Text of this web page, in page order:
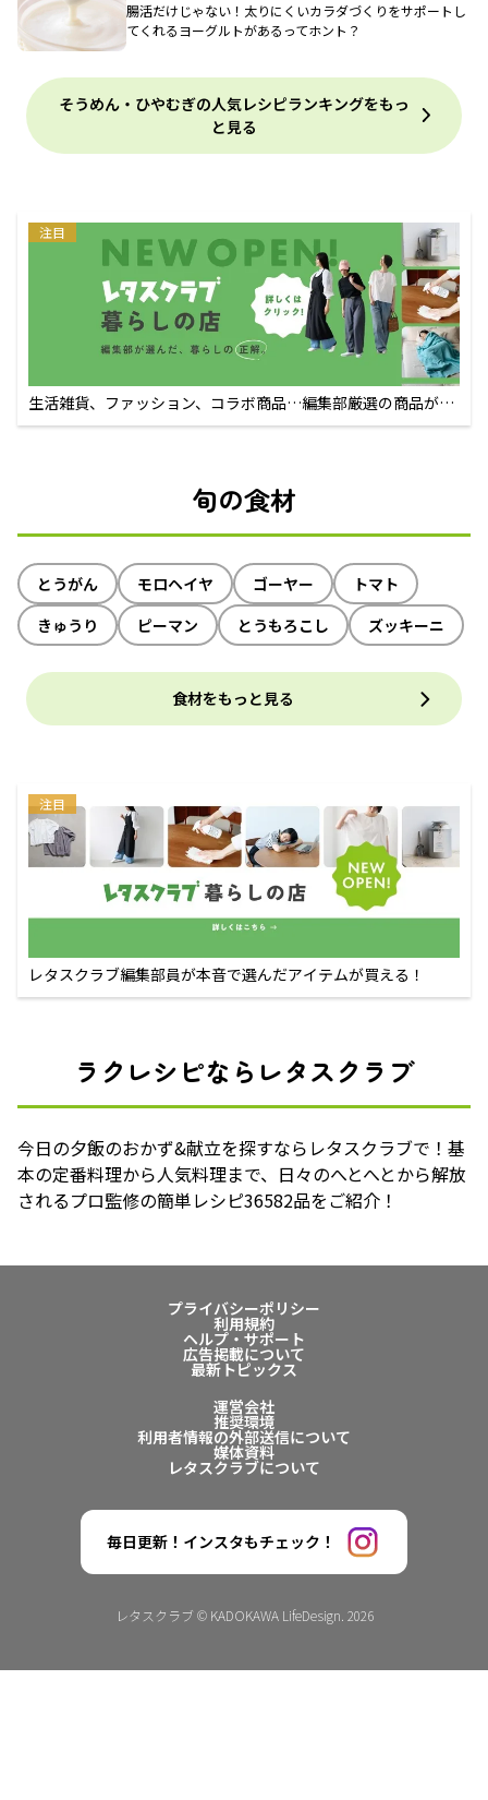
腸活だけじゃない！太りにくいカラダづくりをサポートし
てくれるヨーグルトがあるってホント？
そうめん・ひやむぎの人気レシピランキングをもっ
と見る
注目
生活雑貨、ファッション、コラボ商品…編集部厳選の商品が買
えるECサイト
旬の食材
とうがん モロヘイヤ ゴーヤー
トマト
きゅうり
ピーマン とうもろこし ズッキーニ
食材をもっと見る
注目
レタスクラブ編集部員が本音で選んだアイテムが買える！
ラクレシピならレタスクラブ
今日の夕飯のおかず&献立を探すならレタスクラブで！基
本の定番料理から人気料理まで、日々のへとへとから解放
されるプロ監修の簡単レシピ36582品をご紹介！
プライバシーポリシー
利用規約
ヘルプ・サポート
広告掲載について
最新トピックス
運営会社
推奨環境
利用者情報の外部送信について
媒体資料
レタスクラブについて
毎日更新！インスタもチェック！
レタスクラブ © KADOKAWA LifeDesign. 2026